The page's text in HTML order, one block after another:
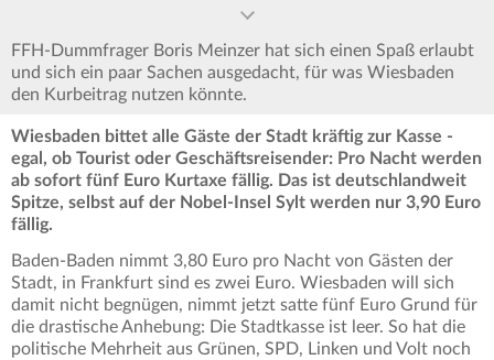
FFH-Dummfrager Boris Meinzer hat sich einen Spaß erlaubt
und sich ein paar Sachen ausgedacht, für was Wiesbaden
den Kurbeitrag nutzen könnte.
Wiesbaden bittet alle Gäste der Stadt kräftig zur Kasse -
egal, ob Tourist oder Geschäftsreisender: Pro Nacht werden
ab sofort fünf Euro Kurtaxe fällig. Das ist deutschlandweit
Spitze, selbst auf der Nobel-Insel Sylt werden nur 3,90 Euro
fällig.
Baden-Baden nimmt 3,80 Euro pro Nacht von Gästen der
Stadt, in Frankfurt sind es zwei Euro. Wiesbaden will sich
damit nicht begnügen, nimmt jetzt satte fünf Euro Grund für
die drastische Anhebung: Die Stadtkasse ist leer. So hat die
politische Mehrheit aus Grünen, SPD, Linken und Volt noch